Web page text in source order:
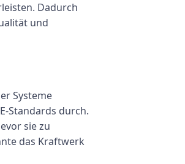
Dadurch
und
Systeme
Standards durch.
sie zu
das Kraftwerk